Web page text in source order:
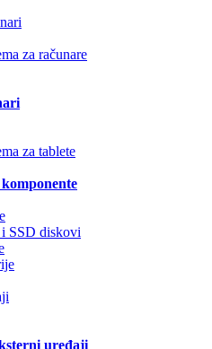
za računare
za tablete
SSD diskovi
uređaji